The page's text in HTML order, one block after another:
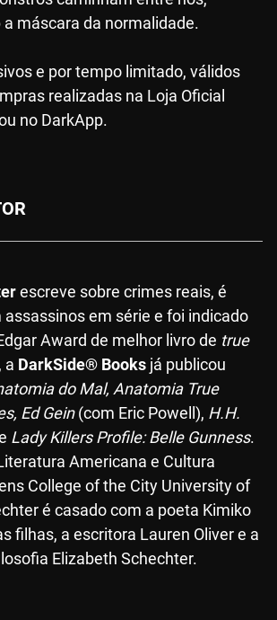
máscara da normalidade.
e por tempo limitado, válidos
realizadas na Loja Oficial
no DarkApp.
escreve sobre crimes reais, é
em série e foi indicado
Award de melhor livro de true
a DarkSide® Books já publicou
do Mal, Anatomia True
Ed Gein(com Eric Powell), H.H.
Lady Killers Profile: Belle Gunness.
Americana e Cultura
College of the City University of
é casado com a poeta Kimiko
filhas, a escritora Lauren Oliver e a
Elizabeth Schechter.